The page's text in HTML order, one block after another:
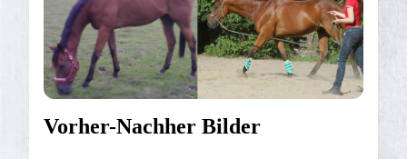
Vorher-Nachher Bilder